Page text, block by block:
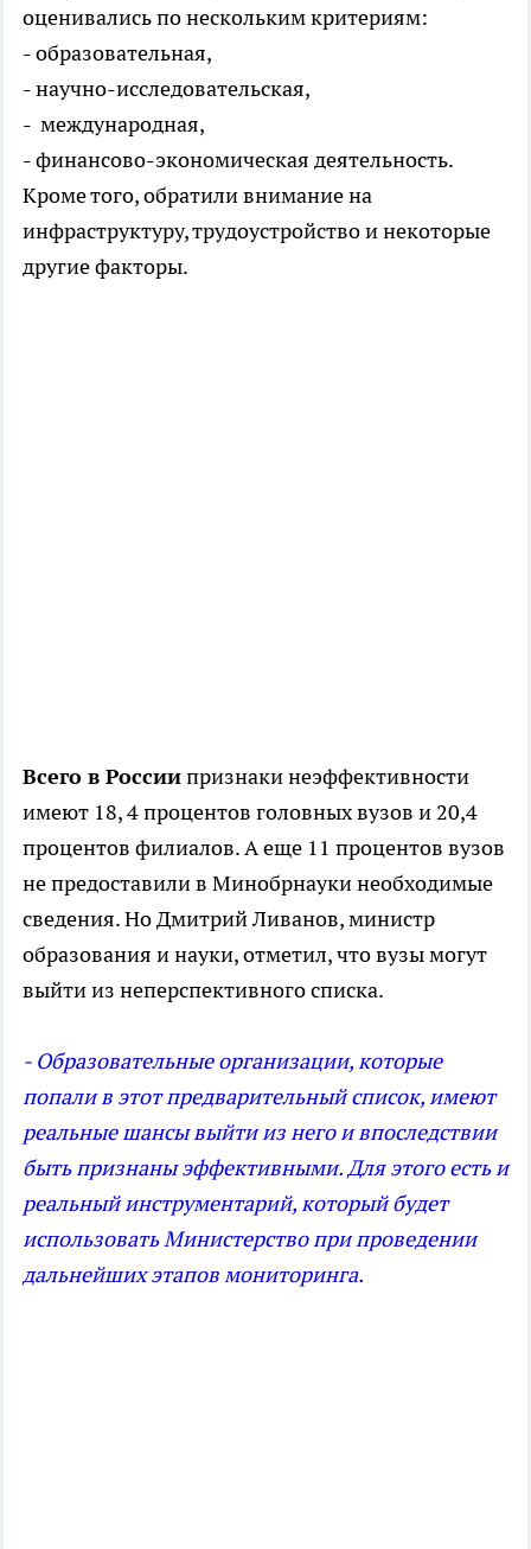
оценивались по нескольким критериям:
- образовательная,
- научно-исследовательская,
- международная,
- финансово-экономическая деятельность.
Кроме того, обратили внимание на
инфраструктуру, трудоустройство и некоторые
другие факторы.
Всего в Россиипризнаки неэффективности
имеют 18, 4 процентов головных вузов и 20,4
процентов филиалов. А еще 11 процентов вузов
не предоставили в Минобрнауки необходимые
сведения. Но Дмитрий Ливанов, министр
образования и науки, отметил, что вузы могут
выйти из неперспективного списка.
- Образовательные организации, которые
попали в этот предварительный список, имеют
реальные шансы выйти из него и впоследствии
быть признаны эффективными. Для этого есть и
реальный инструментарий, который будет
использовать Министерство при проведении
дальнейших этапов мониторинга.